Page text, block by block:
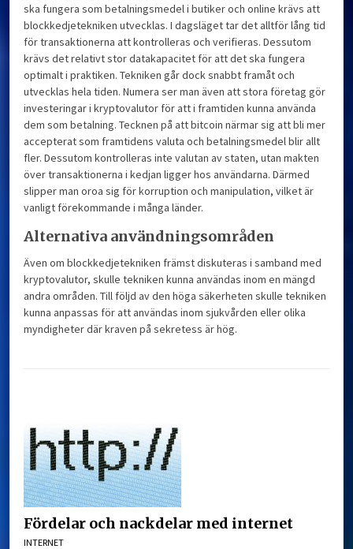
ska fungera som betalningsmedel i butiker och online krävs att
blockkedjetekniken utvecklas. I dagsläget tar det alltför lång tid
för transaktionerna att kontrolleras och verifieras. Dessutom
krävs det relativt stor datakapacitet för att det ska fungera
optimalt i praktiken. Tekniken går dock snabbt framåt och
utvecklas hela tiden. Numera ser man även att stora företag gör
investeringar i kryptovalutor för att i framtiden kunna använda
dem som betalning. Tecknen på att bitcoin närmar sig att bli mer
accepterat som framtidens valuta och betalningsmedel blir allt
fler. Dessutom kontrolleras inte valutan av staten, utan makten
över transaktionerna i kedjan ligger hos användarna. Därmed
slipper man oroa sig för korruption och manipulation, vilket är
vanligt förekommande i många länder.
Alternativa användningsområden
Även om blockkedjetekniken främst diskuteras i samband med
kryptovalutor, skulle tekniken kunna användas inom en mängd
andra områden. Till följd av den höga säkerheten skulle tekniken
kunna anpassas för att användas inom sjukvården eller olika
myndigheter där kraven på sekretess är hög.
Fördelar och nackdelar med internet
INTERNET